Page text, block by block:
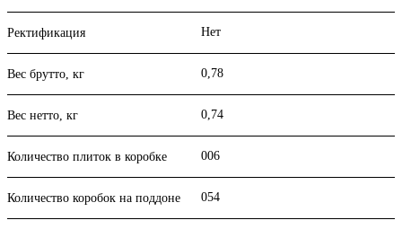
Ректификация Нет
Вес брутто, кг 0,78
Вес нетто, кг 0,74
Количество плиток в коробке 006
Количество коробок на поддоне 054